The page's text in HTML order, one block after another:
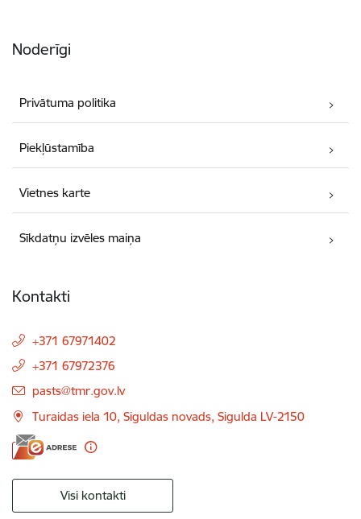
Noderīgi
Privātuma politika
Piekļūstamība
Vietnes karte
Sīkdatņu izvēles maiņa
Kontakti
+371 67971402
+371 67972376
E-pasts:
pasts@tmr.gov.lv
Turaidas iela 10, Siguldas novads, Sigulda LV-2150
Visi kontakti